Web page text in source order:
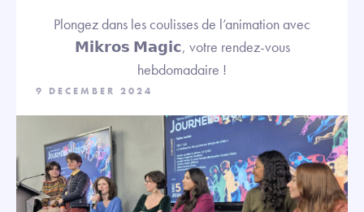
Plongez dans les coulisses de l’animation avec
𝗠𝗶𝗸𝗿𝗼𝘀 𝗠𝗮𝗴𝗶𝗰, votre rendez-vous
hebdomadaire !
9 DECEMBER 2024